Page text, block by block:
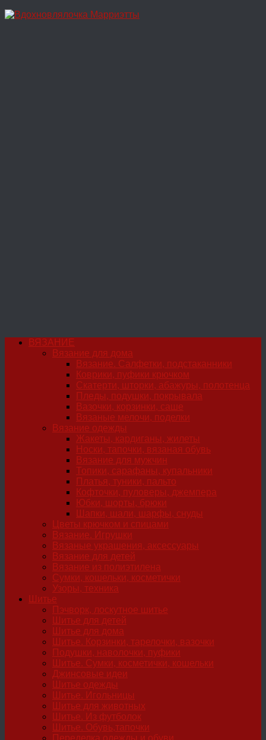
Перейти
ВЯЗАНИЕ
Вязание для дома
Вязание. Салфетки, подстаканники
Коврики, пуфики крючком
Скатерти, шторки, абажуры, полотенца
Пледы, подушки, покрывала
Вазочки, корзинки, саше
Вязаные мелочи, поделки
Вязание одежды
Жакеты, кардиганы, жилеты
Носки, тапочки, вязаная обувь
Вязание для мужчин
Топики, сарафаны, купальники
Платья, туники, пальто
Кофточки, пуловеры, джемпера
Юбки, шорты, брюки
Шапки, шали, шарфы, снуды
Цветы крючком и спицами
Вязание. Игрушки
Вязаные украшения, аксессуары
Вязание для детей
Вязание из полиэтилена
Сумки, кошельки, косметички
Узоры, техника
Шитье
Пэчворк, лоскутное шитье
Шитье для детей
Шитье для дома
Шитье. Корзинки, тарелочки, вазочки
Подушки, наволочки, пуфики
Шитье. Сумки, косметички, кошельки
Джинсовые идеи
Шитье одежды
Шитье. Игольницы
Шитье для животных
Шитье. Из футболок
Шитье. Обувь,тапочки
Переделка одежды и обуви